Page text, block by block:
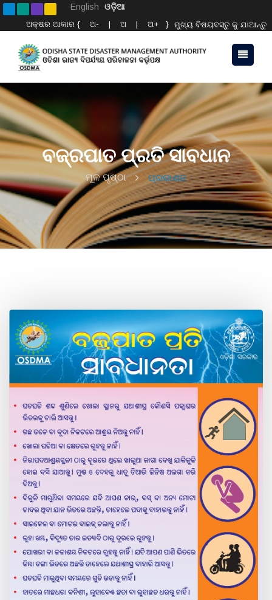
English ଓଡ଼ିଆ
ମୁଖ୍ୟ ବିଷୟବସ୍ତୁ କୁ ଯାଆନ୍ତୁ
ଅକ୍ଷର ଆକାର { ଅ- | ଅ | ଅ+ }
ବଜ୍ରପାତ ପ୍ରତି ସାବଧାନ
ମୂଳ ପୃଷ୍ଠା ପ୍ରକାଶନ